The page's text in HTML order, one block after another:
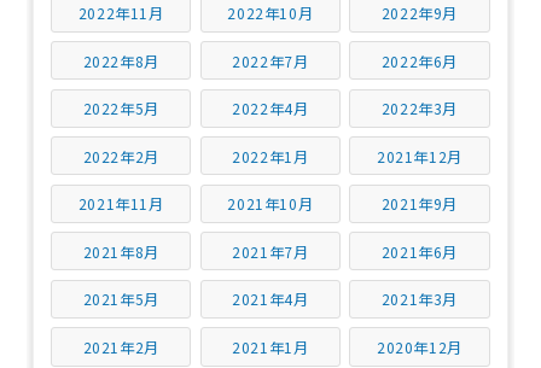
2022年11月 2022年10月 2022年9月
2022年8月 2022年7月 2022年6月
2022年5月 2022年4月 2022年3月
2022年2月 2022年1月 2021年12月
2021年11月 2021年10月 2021年9月
2021年8月 2021年7月 2021年6月
2021年5月 2021年4月 2021年3月
2021年2月 2021年1月 2020年12月